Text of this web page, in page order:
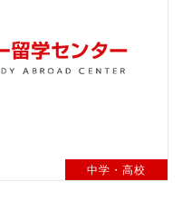
中学・高校